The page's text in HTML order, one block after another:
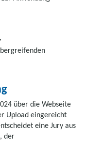
über die Webseite
Upload eingereicht
eine Jury aus
der